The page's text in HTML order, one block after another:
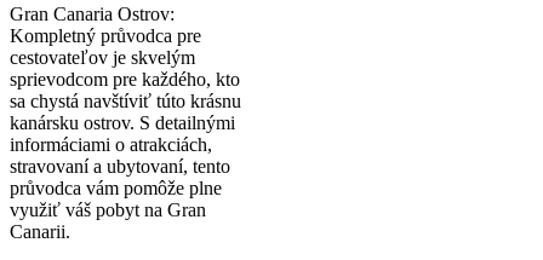
Gran Canaria Ostrov:
Kompletný průvodca pre
cestovateľov je skvelým
sprievodcom pre každého, kto
sa chystá navštíviť túto krásnu
kanársku ostrov. S detailnými
informáciami o atrakciách,
stravovaní a ubytovaní, tento
průvodca vám pomôže plne
využiť váš pobyt na Gran
Canarii.